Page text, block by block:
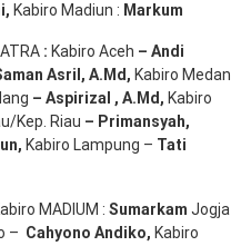
, Kabiro Madiun : Markum
: Kabiro Aceh – Andi
Asril , A.Md, Kabiro Medan
– Aspirizal , A.Md, Kabiro
Kep. Riau – Primansyah,
, Kabiro Lampung – Tati
MADIUM : Sumarkam Jogja
– Cahyono Andiko, Kabiro